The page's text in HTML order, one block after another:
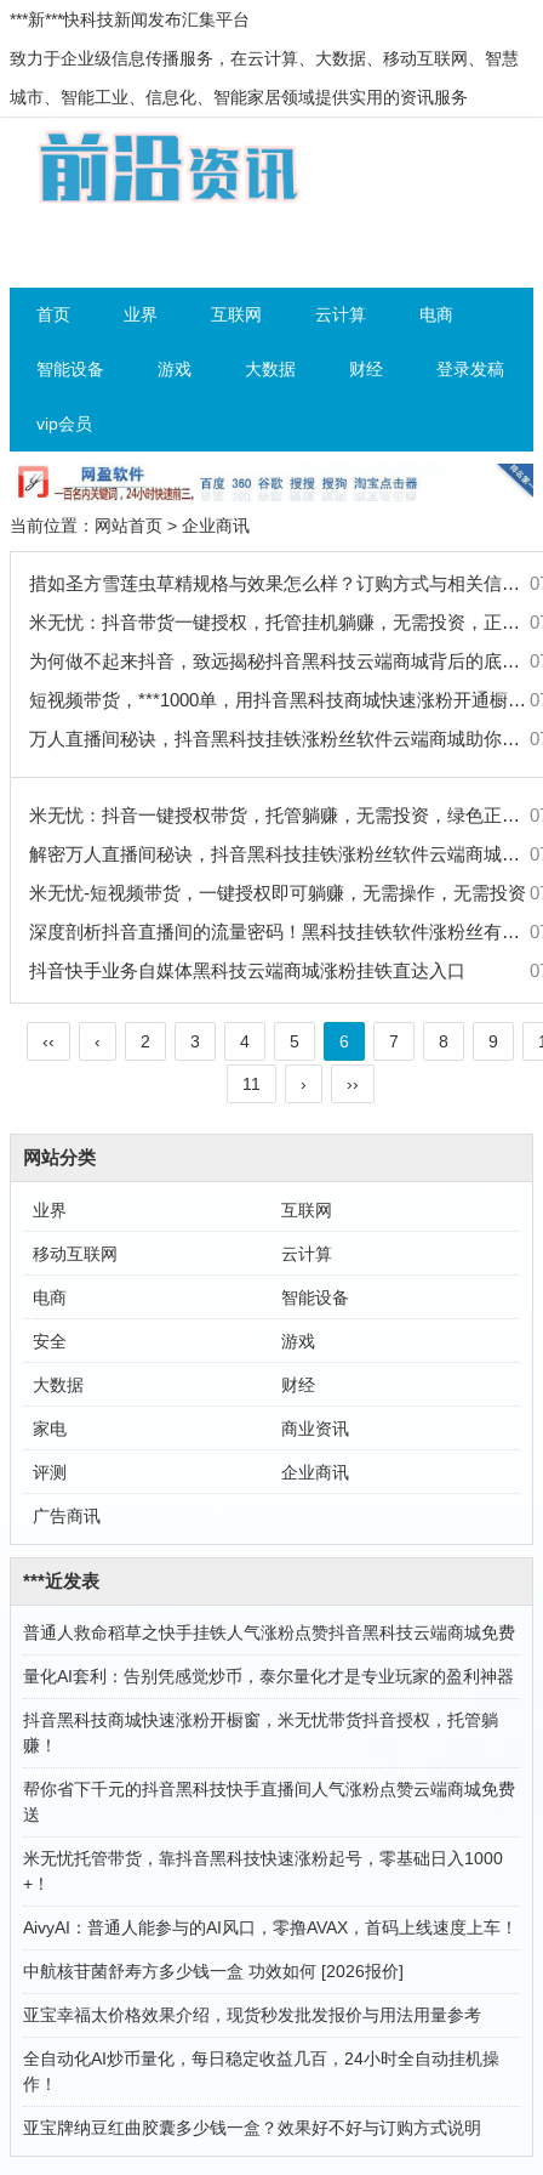
***新***快科技新闻发布汇集平台
致力于企业级信息传播服务，在云计算、大数据、移动互联网、智慧
城市、智能工业、信息化、智能家居领域提供实用的资讯服务
首页 业界 互联网 云计算 电商
智能设备 游戏 大数据 财经 登录发稿
vip会员
当前位置： 网站首页 > 企业商讯
措如圣方雪莲虫草精规格与效果怎么样？订购方式与相关信息一览
米无忧：抖音带货一键授权，托管挂机躺赚，无需投资，正规项目
为何做不起来抖音，致远揭秘抖音黑科技云端商城背后的底层逻辑！
短视频带货，***1000单，用抖音黑科技商城快速涨粉开通橱窗！
万人直播间秘诀，抖音黑科技挂铁涨粉丝软件云端商城助你飞！
米无忧：抖音一键授权带货，托管躺赚，无需投资，绿色正规项目！
解密万人直播间秘诀，抖音黑科技挂铁涨粉丝软件云端商城助你飞
米无忧-短视频带货，一键授权即可躺赚，无需操作，无需投资
深度剖析抖音直播间的流量密码！黑科技挂铁软件涨粉丝有用吗？
抖音快手业务自媒体黑科技云端商城涨粉挂铁直达入口
‹‹ ‹ 2 3 4 5 6 7 8 9
11 › ››
网站分类
业界 互联网
移动互联网 云计算
电商 智能设备
安全 游戏
大数据 财经
家电 商业资讯
评测 企业商讯
广告商讯
***近发表
普通人救命稻草之快手挂铁人气涨粉点赞抖音黑科技云端商城免费
量化AI套利：告别凭感觉炒币，泰尔量化才是专业玩家的盈利神器
抖音黑科技商城快速涨粉开橱窗，米无忧带货抖音授权，托管躺
赚！
帮你省下千元的抖音黑科技快手直播间人气涨粉点赞云端商城免费
送
米无忧托管带货，靠抖音黑科技快速涨粉起号，零基础日入1000
+！
AivyAI：普通人能参与的AI风口，零撸AVAX，首码上线速度上车！
中航核苷菌舒寿方多少钱一盒 功效如何 [2026报价]
亚宝幸福太价格效果介绍，现货秒发批发报价与用法用量参考
全自动化AI炒币量化，每日稳定收益几百，24小时全自动挂机操
作！
亚宝牌纳豆红曲胶囊多少钱一盒？效果好不好与订购方式说明